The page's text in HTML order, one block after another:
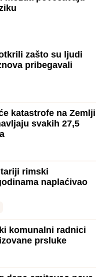
zašto su ljudi
pribegavali
katastrofe na Zemlji
svakih 27,5
rimski
naplaćivao
komunalni radnici
prsluke